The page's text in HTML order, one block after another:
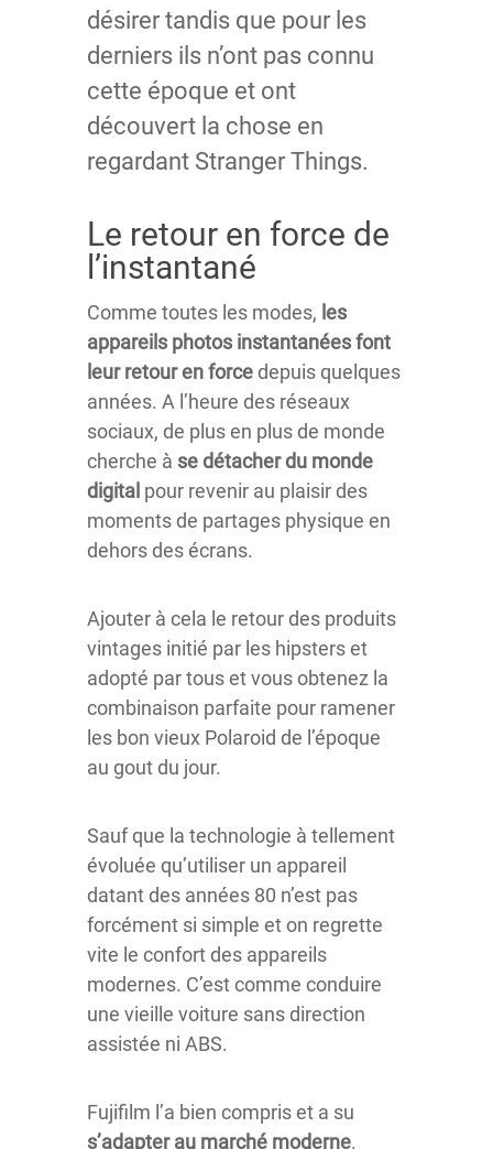
désirer tandis que pour les
derniers ils n’ont pas connu
cette époque et ont
découvert la chose en
regardant Stranger Things.
Le retour en force de
l’instantané
Comme toutes les modes, les
appareils photos instantanées font
leur retour en force depuis quelques
années. A l’heure des réseaux
sociaux, de plus en plus de monde
cherche à se détacher du monde
digital pour revenir au plaisir des
moments de partages physique en
dehors des écrans.
Ajouter à cela le retour des produits
vintages initié par les hipsters et
adopté par tous et vous obtenez la
combinaison parfaite pour ramener
les bon vieux Polaroid de l’époque
au gout du jour.
Sauf que la technologie à tellement
évoluée qu’utiliser un appareil
datant des années 80 n’est pas
forcément si simple et on regrette
vite le confort des appareils
modernes. C’est comme conduire
une vieille voiture sans direction
assistée ni ABS.
Fujifilm l’a bien compris et a su
s’adapter au marché moderne.